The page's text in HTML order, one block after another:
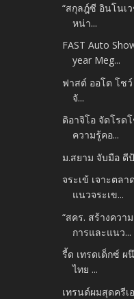
“สกุลฎ์ซี อินโนเ
หน่า...
FAST Auto
year Meg...
ฟาสต์ ออโต โช
จั...
ดิอาจิโอ จัดโรด
ความรู้คอ...
ม.สยาม จับมือ ดี
จระเข้ เจาะตล
แนวจระเข...
“สคร. สร้างควา
การและแนว...
รี้ด เทรดเด็กซ์
ไทย ...
เทรนด์ผมสุดครีเ